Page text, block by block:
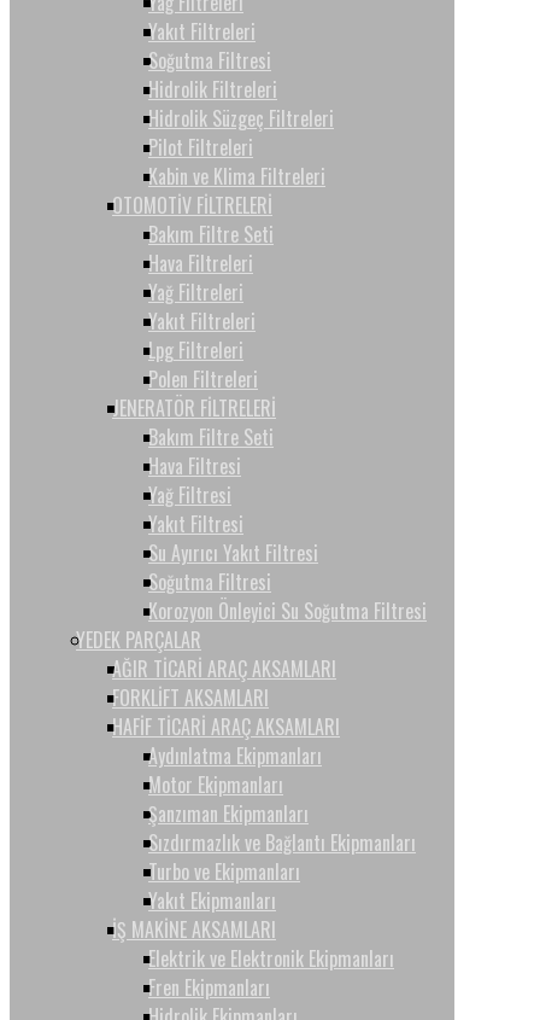
Yakıt Filtreleri
Soğutma Filtresi
Hidrolik Filtreleri
Hidrolik Süzgeç Filtreleri
Pilot Filtreleri
Kabin ve Klima Filtreleri
OTOMOTİV FİLTRELERİ
Bakım Filtre Seti
Hava Filtreleri
Yağ Filtreleri
Yakıt Filtreleri
Lpg Filtreleri
Polen Filtreleri
JENERATÖR FİLTRELERİ
Bakım Filtre Seti
Hava Filtresi
Yağ Filtresi
Yakıt Filtresi
Su Ayırıcı Yakıt Filtresi
Soğutma Filtresi
Korozyon Önleyici Su Soğutma Filtresi
YEDEK PARÇALAR
AĞIR TİCARİ ARAÇ AKSAMLARI
FORKLİFT AKSAMLARI
HAFİF TİCARİ ARAÇ AKSAMLARI
Aydınlatma Ekipmanları
Motor Ekipmanları
Şanzıman Ekipmanları
Sızdırmazlık ve Bağlantı Ekipmanları
Turbo ve Ekipmanları
Yakıt Ekipmanları
İŞ MAKİNE AKSAMLARI
Elektrik ve Elektronik Ekipmanları
Fren Ekipmanları